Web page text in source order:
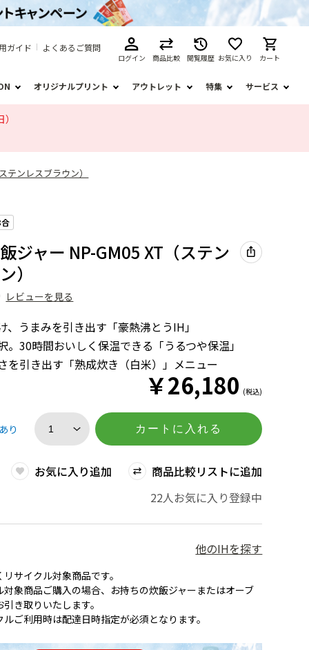
ガイド よくあるご質問
ログイン 商品比較 閲覧履歴 お気に入り カート
オリジナルプリント アウトレット 特集 サービス
テンレスブラウン）
ジャー NP-GM05 XT（ステン
）
レビューを見る
うまみを引き出す「豪熱沸とうIH」
30時間おいしく保温できる「うるつや保温」
を引き出す「熟成炊き（白米）」メニュー
￥26,180 (税込)
り カートに入れる
お気に入り追加
商品比較リストに追加
22人お気に入り登録中
他のIHを探す
サイクル対象商品です。
対象商品ご購入の場合、お持ちの炊飯ジャーまたはオーブ
き取りいたします。
ご利用時は配達日時指定が必須となります。